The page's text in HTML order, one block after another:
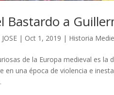
Bastardo a
| Oct 1, 2019 | Historia
de la Europa medieval es
en una época de violencia e